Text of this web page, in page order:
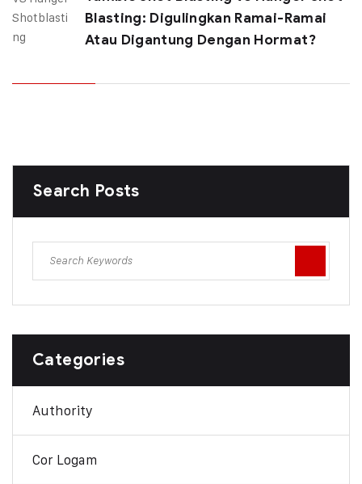
Blasting: Digulingkan Ramai-Ramai
Atau Digantung Dengan Hormat?
Search Posts
Categories
Authority
Cor Logam